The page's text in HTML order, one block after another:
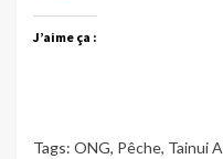
J’aime ça :
Tags: ONG, Pêche, Tainui